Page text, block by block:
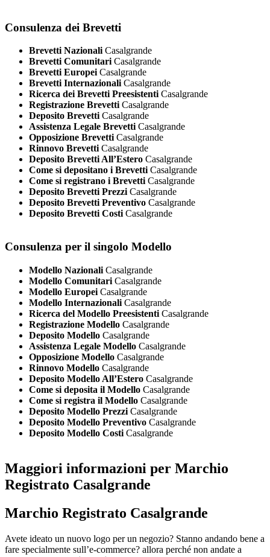
Consulenza dei Brevetti
Brevetti Nazionali Casalgrande
Brevetti Comunitari Casalgrande
Brevetti Europei Casalgrande
Brevetti Internazionali Casalgrande
Ricerca dei Brevetti Preesistenti Casalgrande
Registrazione Brevetti Casalgrande
Deposito Brevetti Casalgrande
Assistenza Legale Brevetti Casalgrande
Opposizione Brevetti Casalgrande
Rinnovo Brevetti Casalgrande
Deposito Brevetti All’Estero Casalgrande
Come si depositano i Brevetti Casalgrande
Come si registrano i Brevetti Casalgrande
Deposito Brevetti Prezzi Casalgrande
Deposito Brevetti Preventivo Casalgrande
Deposito Brevetti Costi Casalgrande
Consulenza per il singolo Modello
Modello Nazionali Casalgrande
Modello Comunitari Casalgrande
Modello Europei Casalgrande
Modello Internazionali Casalgrande
Ricerca del Modello Preesistenti Casalgrande
Registrazione Modello Casalgrande
Deposito Modello Casalgrande
Assistenza Legale Modello Casalgrande
Opposizione Modello Casalgrande
Rinnovo Modello Casalgrande
Deposito Modello All’Estero Casalgrande
Come si deposita il Modello Casalgrande
Come si registra il Modello Casalgrande
Deposito Modello Prezzi Casalgrande
Deposito Modello Preventivo Casalgrande
Deposito Modello Costi Casalgrande
Maggiori informazioni per Marchio
Registrato Casalgrande
Marchio Registrato Casalgrande
Avete ideato un nuovo logo per un negozio? Stanno andando bene a
fare specialmente sull’e-commerce? allora perché non andate a